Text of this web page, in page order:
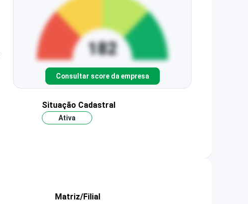
Consultar score da empresa
Situação Cadastral
Ativa
Matriz/Filial